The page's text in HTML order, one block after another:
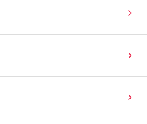
）
ちファーム